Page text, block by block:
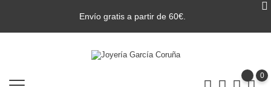
Envío gratis a partir de 60€.
0